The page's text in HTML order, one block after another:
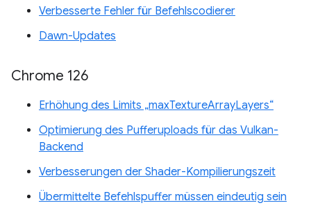
Verbesserte Fehler für Befehlscodierer
Dawn-Updates
Chrome 126
Erhöhung des Limits „maxTextureArrayLayers“
Optimierung des Pufferuploads für das Vulkan-
Backend
Verbesserungen der Shader-Kompilierungszeit
Übermittelte Befehlspuffer müssen eindeutig sein